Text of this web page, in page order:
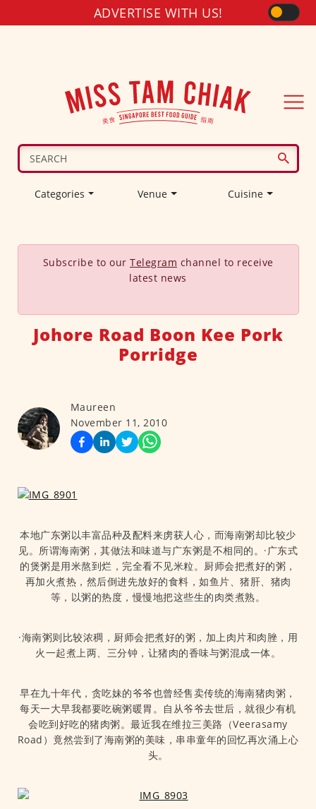
ADVERTISE WITH US!
Categories Venue Cuisine
Subscribe to our Telegram channel to receive
latest news
Johore Road Boon Kee Pork
Porridge
Maureen
November 11, 2010
本地广东粥以丰富品种及配料来虏获人心，而海南粥却比较少
见。所谓海南粥，其做法和味道与广东粥是不相同的。·广东式
的煲粥是用米熬到烂，完全看不见米粒。厨师会把煮好的粥，
再加火煮热，然后倒进先放好的食料，如鱼片、猪肝、猪肉
等，以粥的热度，慢慢地把这些生的肉类煮熟。
·海南粥则比较浓稠，厨师会把煮好的粥，加上肉片和肉脞，用
火一起煮上两、三分钟，让猪肉的香味与粥混成一体。
早在九十年代，贪吃妹的爷爷也曾经售卖传统的海南猪肉粥，
每天一大早我都要吃碗粥暖胃。自从爷爷去世后，就很少有机
会吃到好吃的猪肉粥。最近我在维拉三美路（Veerasamy
Road）竟然尝到了海南粥的美味，串串童年的回忆再次涌上心
头。